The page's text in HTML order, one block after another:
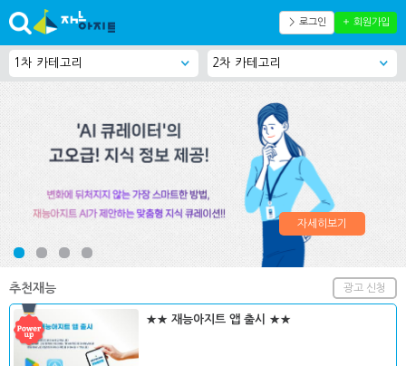
＞ 로그인 ＋ 회원가입
자세히보기
광고 신청
추천재능
★★ 재능아지트 앱 출시 ★★